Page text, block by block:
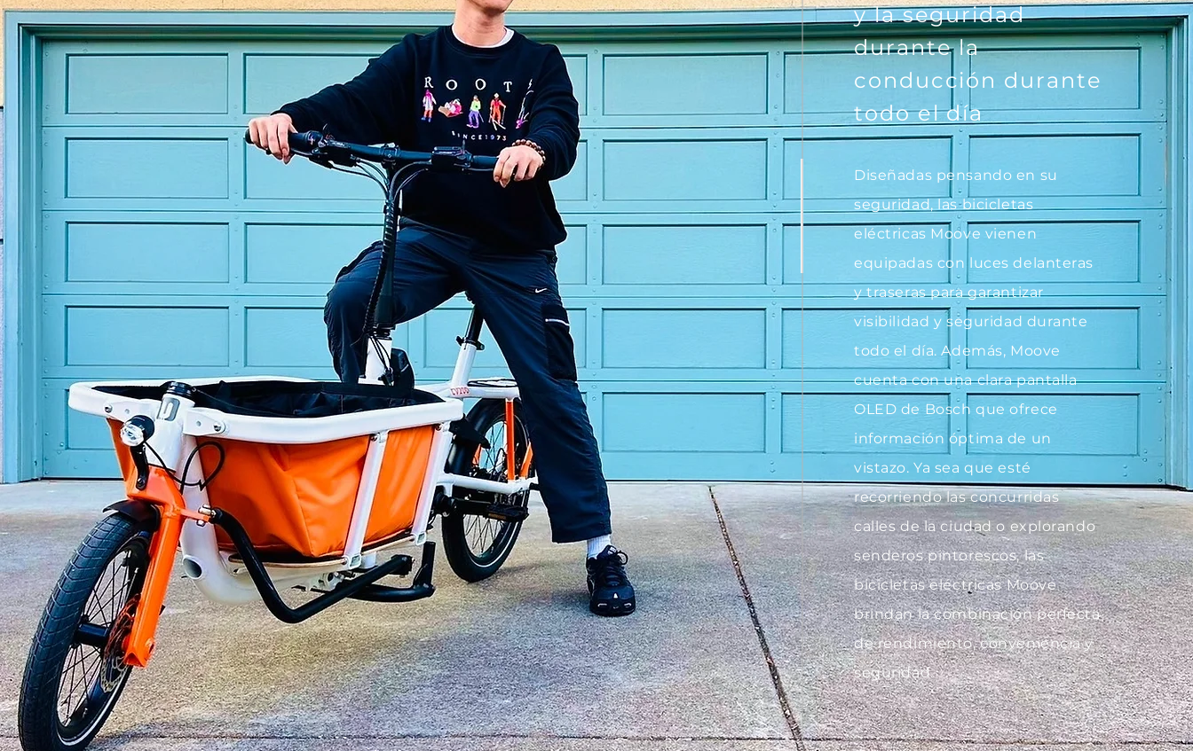
y la seguridad
durante la
conducción durante
todo el día
Diseñadas pensando en su
seguridad, las bicicletas
eléctricas Moove vienen
equipadas con luces delanteras
y traseras para garantizar
visibilidad y seguridad durante
todo el día. Además, Moove
cuenta con una clara pantalla
OLED de Bosch que ofrece
información óptima de un
vistazo. Ya sea que esté
recorriendo las concurridas
calles de la ciudad o explorando
senderos pintorescos, las
bicicletas eléctricas Moove
brindan la combinación perfecta
de rendimiento, conveniencia y
seguridad.